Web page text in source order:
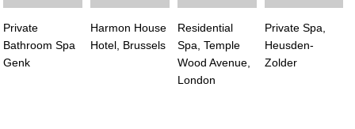
Private
Bathroom Spa
Genk
Harmon House
Hotel, Brussels
Residential
Spa, Temple
Wood Avenue,
London
Private Spa,
Heusden-
Zolder